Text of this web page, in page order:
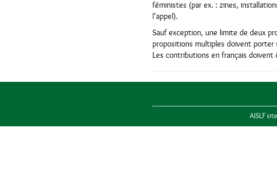
féministes (par ex. : zines,
l’appel).
Sauf exception, une limite de deux
propositions multiples doivent
Les contributions en français doivent
AISLF